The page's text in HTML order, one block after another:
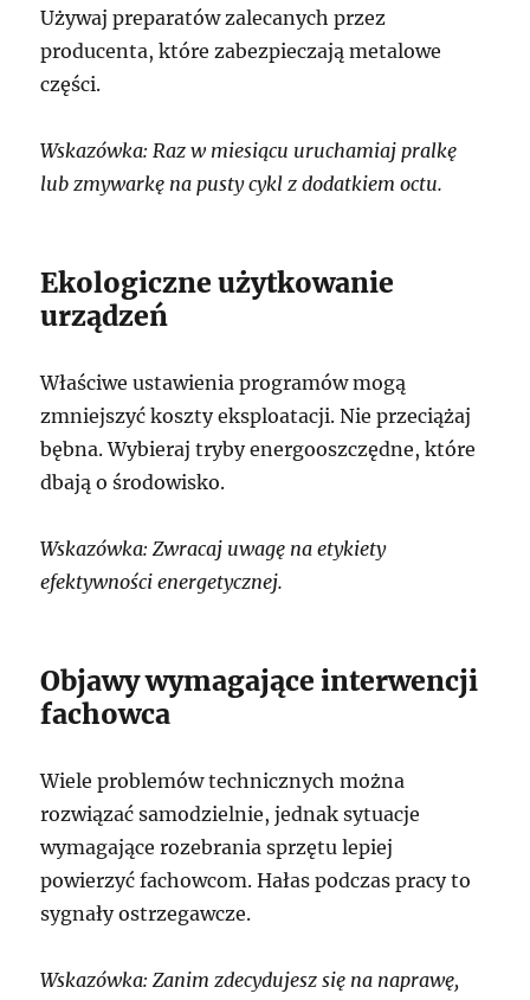
Używaj preparatów zalecanych przez
producenta, które zabezpieczają metalowe
części.
Wskazówka: Raz w miesiącu uruchamiaj pralkę
lub zmywarkę na pusty cykl z dodatkiem octu.
Ekologiczne użytkowanie
urządzeń
Właściwe ustawienia programów mogą
zmniejszyć koszty eksploatacji. Nie przeciążaj
bębna. Wybieraj tryby energooszczędne, które
dbają o środowisko.
Wskazówka: Zwracaj uwagę na etykiety
efektywności energetycznej.
Objawy wymagające interwencji
fachowca
Wiele problemów technicznych można
rozwiązać samodzielnie, jednak sytuacje
wymagające rozebrania sprzętu lepiej
powierzyć fachowcom. Hałas podczas pracy to
sygnały ostrzegawcze.
Wskazówka: Zanim zdecydujesz się na naprawę,